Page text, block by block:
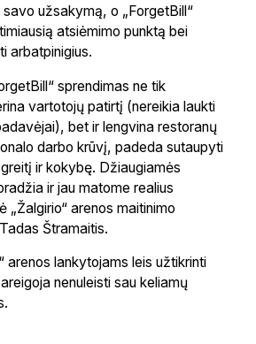
užsakymą, o „ForgetBill“
atsiėmimo punktą bei
arbatpinigius.
sprendimas ne tik
vartotojų patirtį (nereikia laukti
bet ir lengvina restoranų
darbo krūvį, padeda sutaupyti
ir kokybę. Džiaugiamės
ir jau matome realius
„Žalgirio“ arenos maitinimo
Štramaitis.
arenos lankytojams leis užtikrinti
nenuleisti sau keliamų